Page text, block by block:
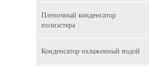
Пленочный конденсатор
полиэстера
Конденсатор охлаженный водой